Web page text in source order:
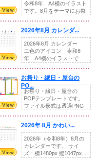
令和8年 A4横のイラスト
です。8月をテーマにお祭
2026年8月 カレンダ...
2026年8月 カレンダー
二色のアイコン 令和8
年 A4横のイラストで
お祭り・縁日・屋台の
PO...
お祭り・縁日・屋台の
POPテンプレートです。
ファイル形式は透過PNG
2026年 8月 かわい...
2026年（令和8年）8月の
カレンダーです。 サイ
ズ：横1480px 縦1047px...